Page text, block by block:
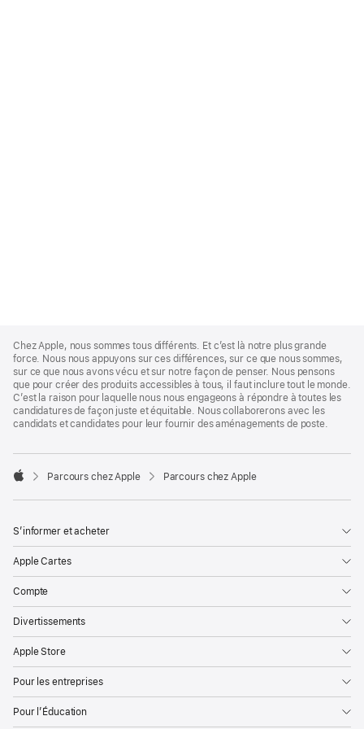
Footer
Chez Apple, nous sommes tous différents. Et c’est là notre plus grande
force. Nous nous appuyons sur ces différences, sur ce que nous sommes,
sur ce que nous avons vécu et sur notre façon de penser. Nous pensons
que pour créer des produits accessibles à tous, il faut inclure tout le monde.
C’est la raison pour laquelle nous nous engageons à répondre à toutes les
candidatures de façon juste et équitable. Nous collaborerons avec les
candidats et candidates pour leur fournir des aménagements de poste.

Parcours chez Apple Parcours chez Apple
S’informer et acheter
Apple Cartes
Compte
Divertissements
Apple Store
Pour les entreprises
Pour l’Éducation